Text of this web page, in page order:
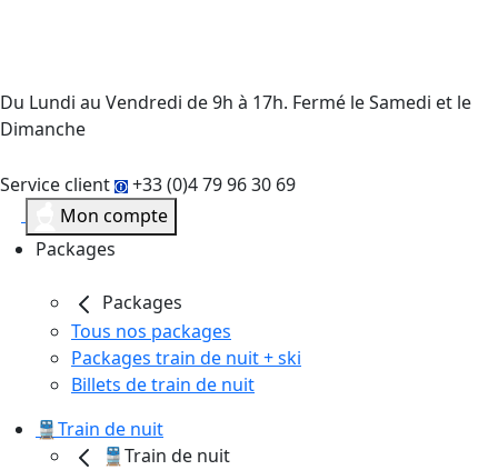
Du Lundi au Vendredi de 9h à 17h. Fermé le Samedi et le
Dimanche
Service client
+33 (0)4 79 96 30 69
Mon compte
Packages
Packages
Tous nos packages
Packages train de nuit + ski
Billets de train de nuit
🚆Train de nuit
🚆Train de nuit